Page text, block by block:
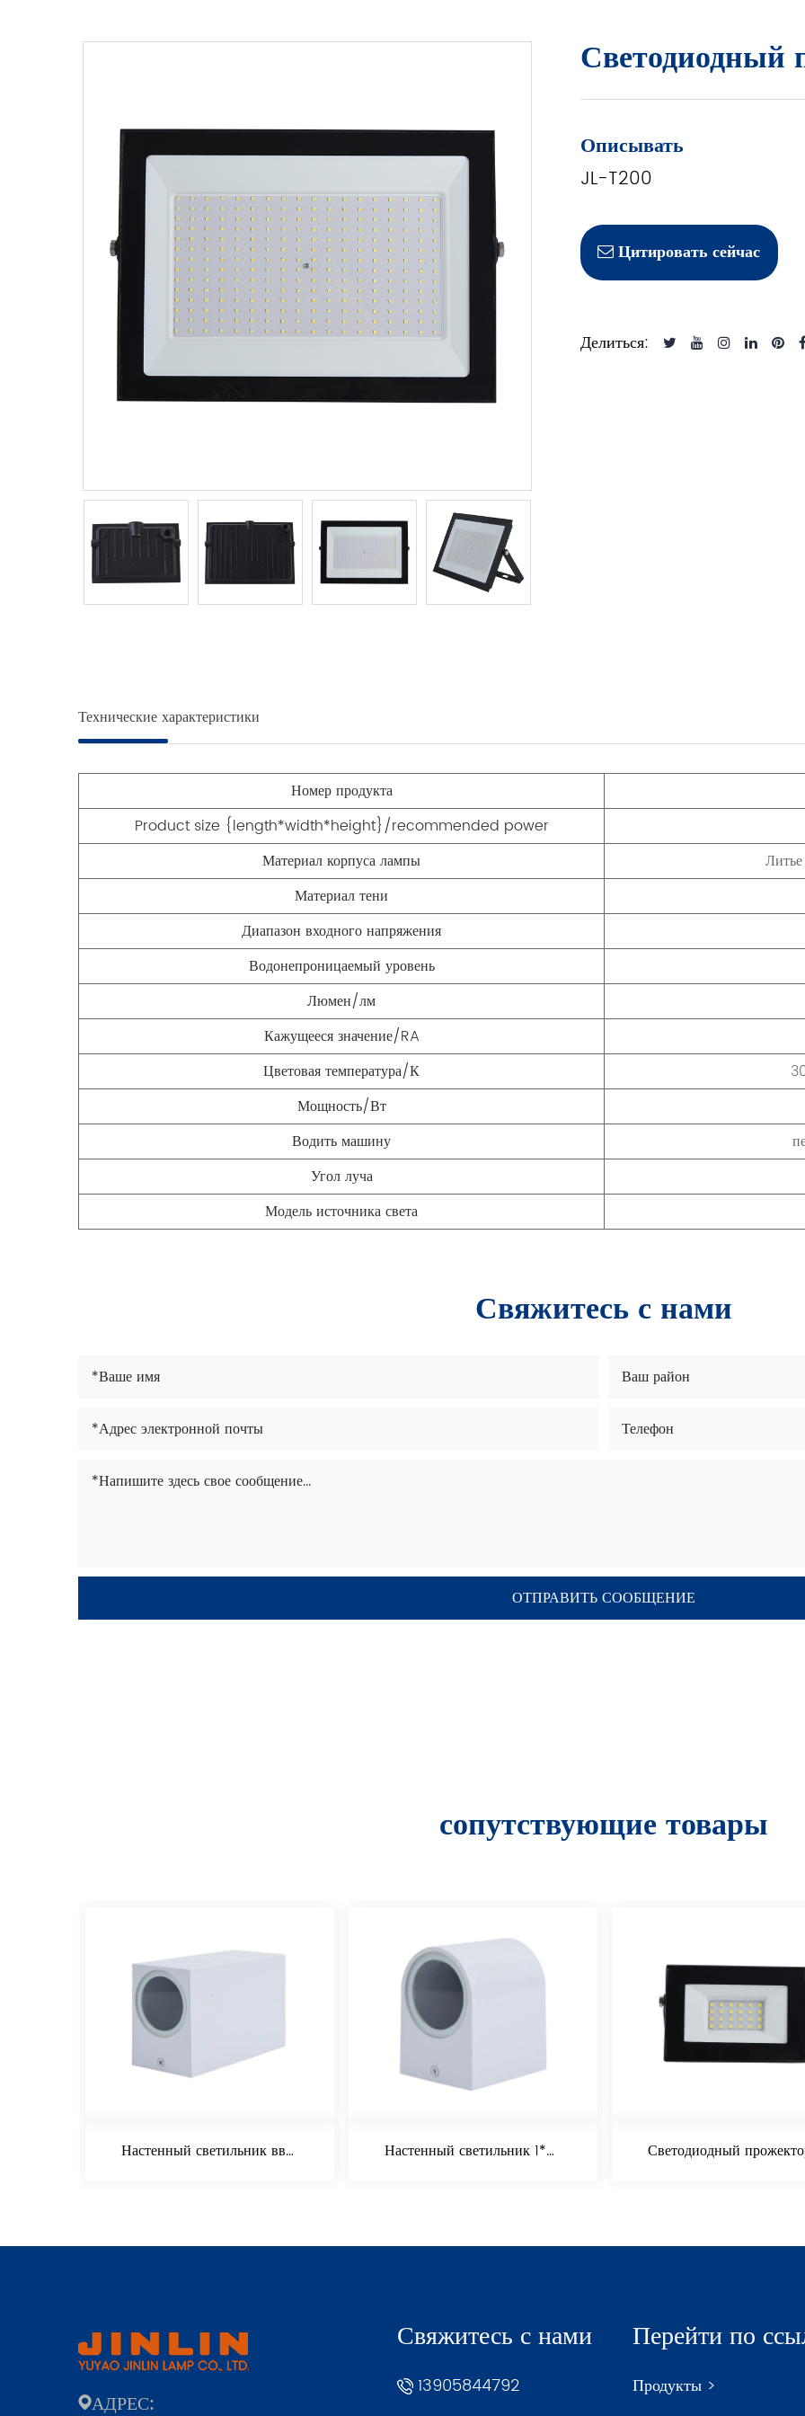
Светодиодный
Описывать
JL-T200
Цитировать сейчас
Делиться:
Технические характеристики
Номер продукта
Product size {length*width*height}/recommended power
Материал корпуса лампы
Материал тени
Диапазон входного напряжения
Водонепроницаемый уровень
Люмен/лм
Кажущееся значение/RA
Цветовая температура/К
Мощность/Вт
Водить машину
Угол луча
Модель источника света
Свяжитесь с нами
сопутствующие товары
Настенный светильник вверх и вниз 2*35 Вт Настенный светильник 1*35 Вт Светодиодный прожектор 20 Вт
АДРЕС:
Свяжитесь с нами
13905844792
Перейти по
Продукты >